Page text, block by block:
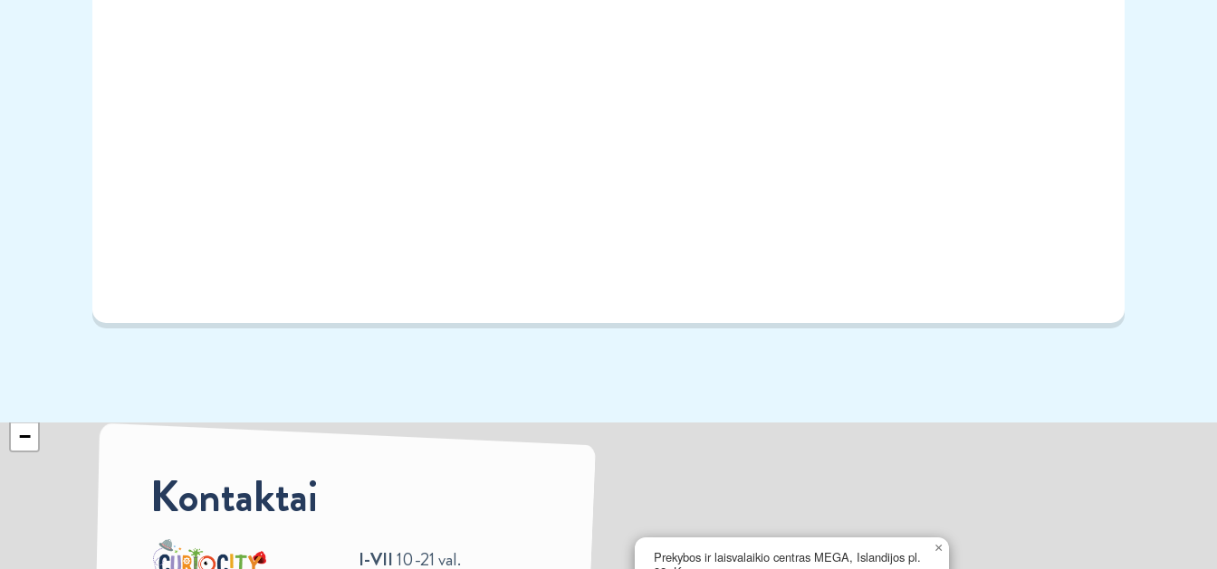
Prekybos ir laisvalaikio centras MEGA, Islandijos pl.
×
−
Kontaktai
I-VII10-21 val.